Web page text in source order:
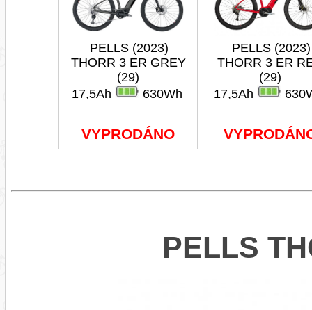
PELLS (2023)
THORR 3 ER GREY
(29)
17,5Ah
630Wh
VYPRODÁNO
PELLS (2023)
THORR 3 ER
(29)
17,5Ah
PELLS